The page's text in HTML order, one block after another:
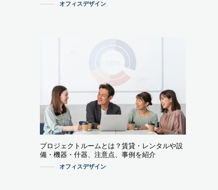
オフィスデザイン
プロジェクトルームとは？賃貸・レンタルや設
備・機器・什器、注意点、事例を紹介
オフィスデザイン